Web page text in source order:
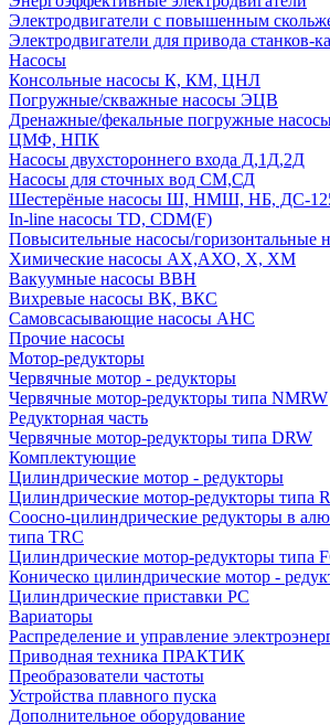
Электродвигатели с повышенным
Электродвигатели для привода станков-
Насосы
Консольные насосы К, КМ, ЦНЛ
Погружные/скважные насосы ЭЦВ
Дренажные/фекальные погружные
ЦМФ, НПК
Насосы двухстороннего входа Д,1Д,2Д
Насосы для сточных вод СМ,СД
Шестерёные насосы Ш, НМШ, НБ, ДС-
In-line насосы TD, CDM(F)
Повысительные насосы/
Химические насосы АХ,АХО, Х, ХМ
Вакуумные насосы ВВН
Вихревые насосы ВК, ВКС
Самовсасывающие насосы АНС
Прочие насосы
Мотор-редукторы
Червячные мотор - редукторы
Червячные мотор-редукторы типа NMRW
Редукторная часть
Червячные мотор-редукторы типа DRW
Комплектующие
Цилиндрические мотор - редукторы
Цилиндрические мотор-редукторы типа
Соосно-цилиндрические редукторы в
типа TRC
Цилиндрические мотор-редукторы типа
Коническо цилиндрические мотор -
Цилиндрические приставки PC
Вариаторы
Распределение и управление
Приводная техника ПРАКТИК
Преобразователи частоты
Устройства плавного пуска
Дополнительное оборудование